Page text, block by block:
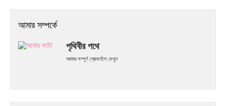
আমার সম্পর্কে
পৃথিবীর পথে
আমার সম্পূর্ণ প্রোফাইল দেখুন